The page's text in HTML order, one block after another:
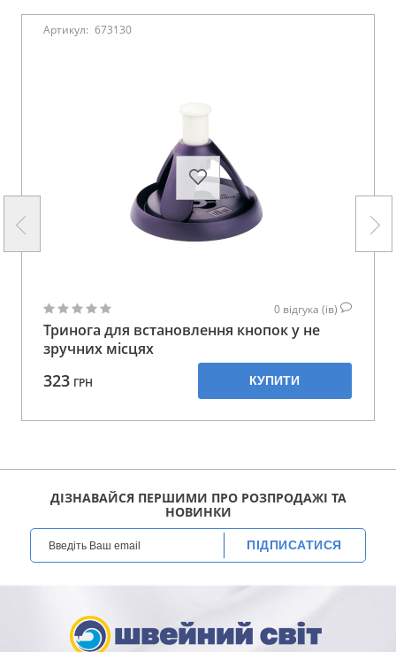
Артикул: 673130
0 відгука (ів)
Тринога для встановлення кнопок у не
зручних місцях
323 ГРН КУПИТИ
ДІЗНАВАЙСЯ ПЕРШИМИ ПРО РОЗПРОДАЖІ ТА
НОВИНКИ
ПІДПИСАТИСЯ